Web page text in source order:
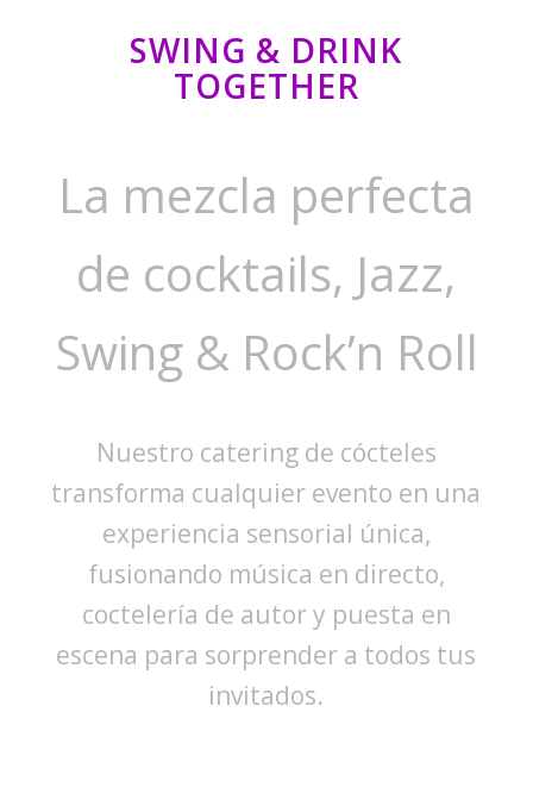
SWING & DRINK
TOGETHER
La mezcla perfecta
de cocktails, Jazz,
Swing & Rock’n Roll
Nuestro catering de cócteles
transforma cualquier evento en una
experiencia sensorial única,
fusionando música en directo,
coctelería de autor y puesta en
escena para sorprender a todos tus
invitados.